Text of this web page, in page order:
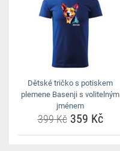
Dětské tričko s potiskem
plemene Basenji s volitelným
jménem
399 Kč359 Kč